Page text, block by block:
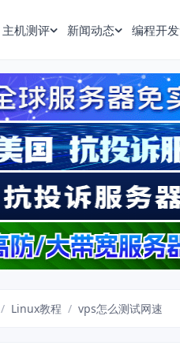
主机测评 新闻动态 编程开发
/ Linux教程 / vps怎么测试网速